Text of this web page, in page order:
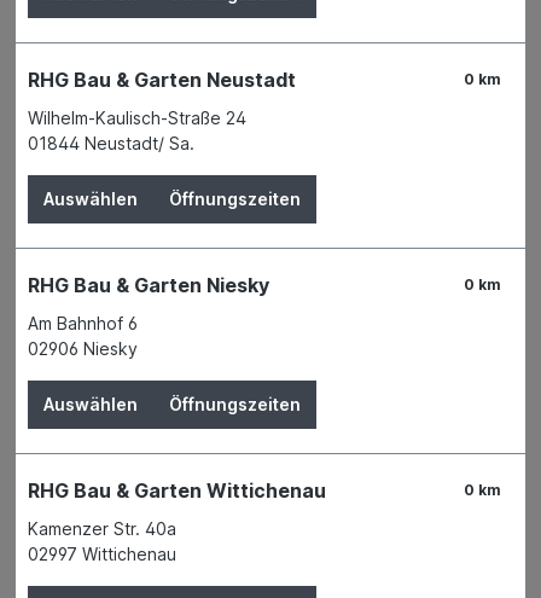
Kies und Sand
Quarzsand
Streugut
Füllstoffe und Zuschlagstoffe
Trockenmauer Mörtel
Nassputz Innen
Nassputz Außen
Putzträger Holzwolle
Putzträger Gewebe
Putzprofile
Nassputz Zubehör
Dichtungsmittel
0 km
RHG Bau & Garten Neustadt
Wilhelm-Kaulisch-Straße 24
01844 Neustadt/ Sa.
Auswählen Öffnungszeiten
0 km
RHG Bau & Garten Niesky
Am Bahnhof 6
02906 Niesky
Auswählen Öffnungszeiten
0 km
RHG Bau & Garten Wittichenau
Kamenzer Str. 40a
02997 Wittichenau